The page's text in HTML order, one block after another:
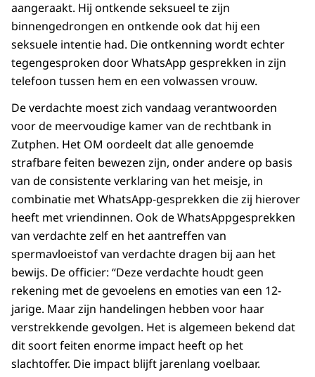
aangeraakt. Hij ontkende seksueel te zijn
binnengedrongen en ontkende ook dat hij een
seksuele intentie had. Die ontkenning wordt echter
tegengesproken door WhatsApp gesprekken in zijn
telefoon tussen hem en een volwassen vrouw.
De verdachte moest zich vandaag verantwoorden
voor de meervoudige kamer van de rechtbank in
Zutphen. Het OM oordeelt dat alle genoemde
strafbare feiten bewezen zijn, onder andere op basis
van de consistente verklaring van het meisje, in
combinatie met WhatsApp-gesprekken die zij hierover
heeft met vriendinnen. Ook de WhatsAppgesprekken
van verdachte zelf en het aantreffen van
spermavloeistof van verdachte dragen bij aan het
bewijs. De officier: “Deze verdachte houdt geen
rekening met de gevoelens en emoties van een 12-
jarige. Maar zijn handelingen hebben voor haar
verstrekkende gevolgen. Het is algemeen bekend dat
dit soort feiten enorme impact heeft op het
slachtoffer. Die impact blijft jarenlang voelbaar.